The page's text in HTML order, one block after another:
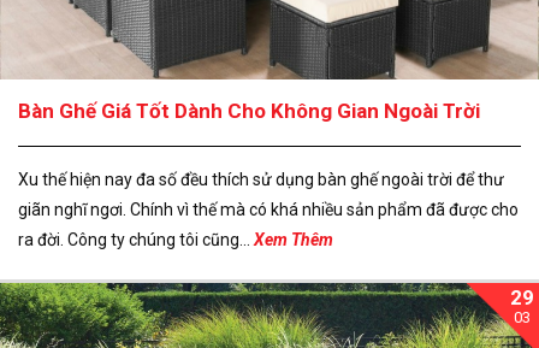
Bàn Ghế Giá Tốt Dành Cho Không Gian Ngoài Trời
Xu thế hiện nay đa số đều thích sử dụng bàn ghế ngoài trời để thư
giãn nghĩ ngơi. Chính vì thế mà có khá nhiều sản phẩm đã được cho
ra đời. Công ty chúng tôi cũng... Xem Thêm
29
03